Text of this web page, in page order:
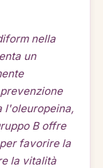
nella
un
l'oleuropeina,
B offre
favorire la
la vitalità